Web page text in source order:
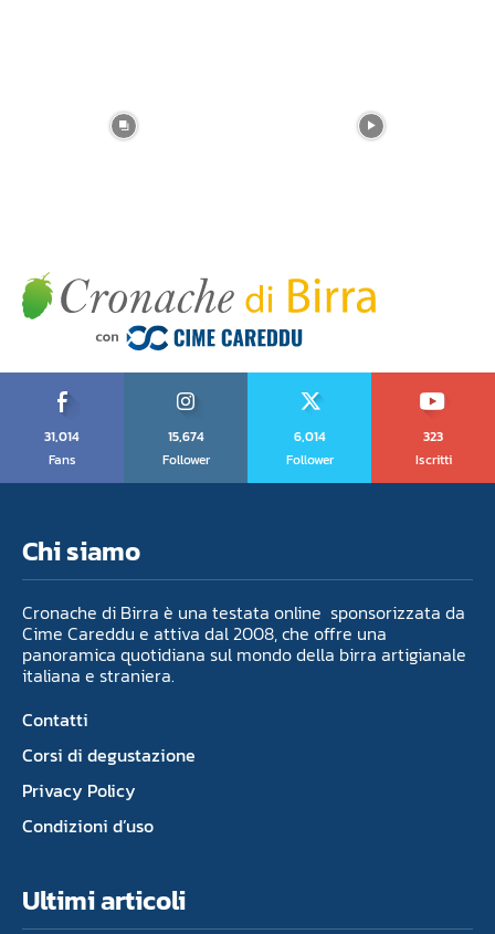
31,014
Fans
15,674
Follower
6,014
Follower
323
Iscritti
Chi siamo
Cronache di Birra è una testata online sponsorizzata da
Cime Careddu e attiva dal 2008, che offre una
panoramica quotidiana sul mondo della birra artigianale
italiana e straniera.
Contatti
Corsi di degustazione
Privacy Policy
Condizioni d’uso
Ultimi articoli